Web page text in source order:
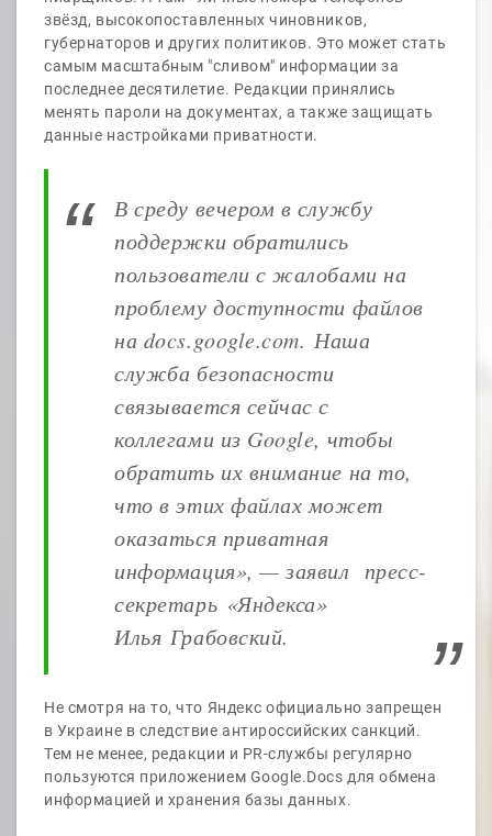
звёзд, высокопоставленных чиновников,
губернаторов и других политиков. Это может стать
самым масштабным "сливом" информации за
последнее десятилетие. Редакции принялись
менять пароли на документах, а также защищать
данные настройками приватности.
В среду вечером в службу
поддержки обратились
пользователи с жалобами на
проблему доступности файлов
на docs.google.com. Наша
служба безопасности
связывается сейчас с
коллегами из Google, чтобы
обратить их внимание на то,
что в этих файлах может
оказаться приватная
информация», — заявил пресс-
секретарь «Яндекса»
Илья Грабовский.
Не смотря на то, что Яндекс официально запрещен
в Украине в следствие антироссийских санкций.
Тем не менее, редакции и PR-службы регулярно
пользуются приложением Google.Docs для обмена
информацией и хранения базы данных.